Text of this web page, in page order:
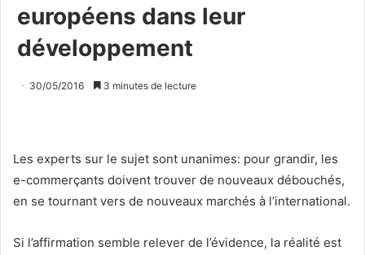
européens dans leur
développement
30/05/2016 3 minutes de lecture
Les experts sur le sujet sont unanimes: pour grandir, les
e-commerçants doivent trouver de nouveaux débouchés,
en se tournant vers de nouveaux marchés à l’international.
Si l’affirmation semble relever de l’évidence, la réalité est